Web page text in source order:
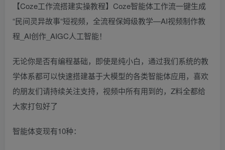
【Coze工作流搭建实操教程】Coze智能体工作流一键生成
“民间灵异故事“短视频，全流程保姆级教学—AI视频制作教
程_AI创作_AIGC人工智能！
无论你是否有编程基础，即使是纯小白，通过我们系统的教
学体系都可以快速搭建基于大模型的各类智能体应用，喜欢
的朋友们请持续关注支持，视频中所有用到的，Z料全都给
大家打包好了
智能体变现有10种：